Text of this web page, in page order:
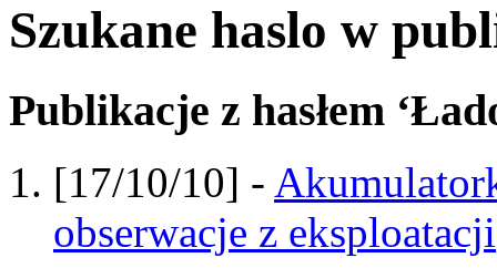
Szukane haslo w
Publikacje z hasłem
[17/10/10] -
obserwacje z eksploatacji